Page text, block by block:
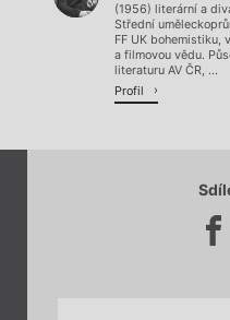
(1956) literární a
Střední
FF UK bohemistiku,
a filmovou vědu.
literaturu AV ČR, ...
Profil